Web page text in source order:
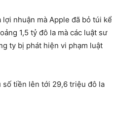
nhuận mà Apple đã bỏ túi kể
1,5 tỷ đô la mà các luật sư
ty bị phát hiện vi phạm luật
số tiền lên tới 29,6 triệu đô la